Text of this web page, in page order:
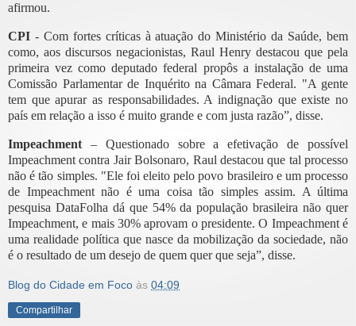
afirmou.
CPI - Com fortes críticas à atuação do Ministério da Saúde, bem
como, aos discursos negacionistas, Raul Henry destacou que pela
primeira vez como deputado federal propôs a instalação de uma
Comissão Parlamentar de Inquérito na Câmara Federal. "A gente
tem que apurar as responsabilidades. A indignação que existe no
país em relação a isso é muito grande e com justa razão”, disse.
Impeachment – Questionado sobre a efetivação de possível
Impeachment contra Jair Bolsonaro, Raul destacou que tal processo
não é tão simples. "Ele foi eleito pelo povo brasileiro e um processo
de Impeachment não é uma coisa tão simples assim. A última
pesquisa DataFolha dá que 54% da população brasileira não quer
Impeachment, e mais 30% aprovam o presidente. O Impeachment é
uma realidade política que nasce da mobilização da sociedade, não
é o resultado de um desejo de quem quer que seja”, disse.
Blog do Cidade em Foco às 04:09
Compartilhar